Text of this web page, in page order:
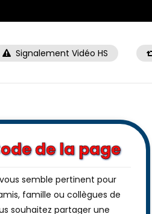
Signalement Vidéo HS
de la page
semble pertinent pour